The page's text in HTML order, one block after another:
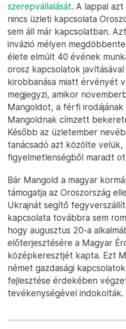
szerepvállalását. A lappal
nincs üzleti kapcsolata
sem áll már kapcsolatban.
invázió mélyen
élete elmúlt 40 évének
orosz kapcsolatok
kirobbanása miatt érvényét
megjegyzi, amikor
Mangoldot, a férfi
Mangoldnak címzett
Később az üzletember
tanácsadó azt közölte velük,
figyelmetlenségből maradt
Bár Mangold a magyar
támogatja az Oroszország
Ukrajnát segítő
kapcsolata továbbra sem
hogy augusztus 20-a
előterjesztésére a Magyar
középkeresztjét kapta. Ezt
német gazdasági
fejlesztése érdekében
tevékenységével indokolták.